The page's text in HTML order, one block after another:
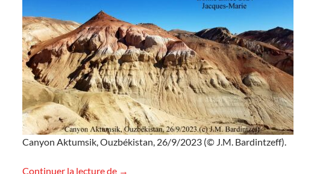
Canyon Aktumsik, Ouzbékistan, 26/9/2023 (© J.M. Bardintzeff).
Continuer la lecture de Bonnes fêtes de fin 2023, Très bonne année 2024 !
→